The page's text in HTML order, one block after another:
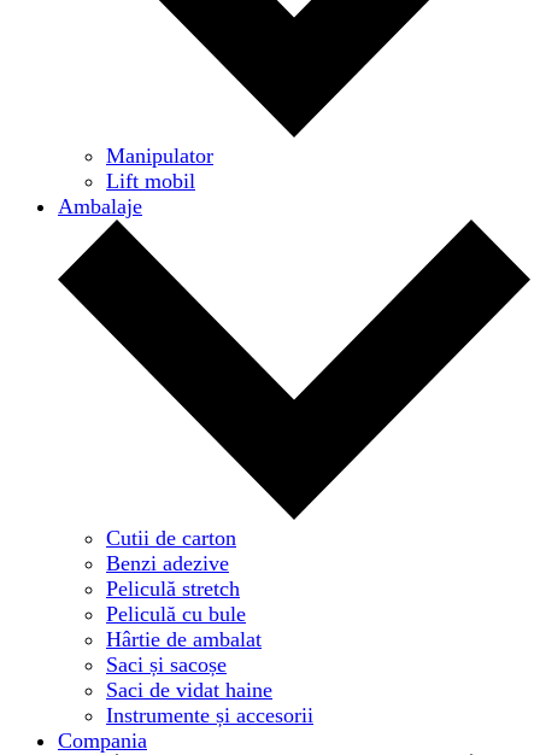
Manipulator
Lift mobil
Ambalaje
Cutii de carton
Benzi adezive
Peliculă stretch
Peliculă cu bule
Hârtie de ambalat
Saci și sacoșe
Saci de vidat haine
Instrumente și accesorii
Compania